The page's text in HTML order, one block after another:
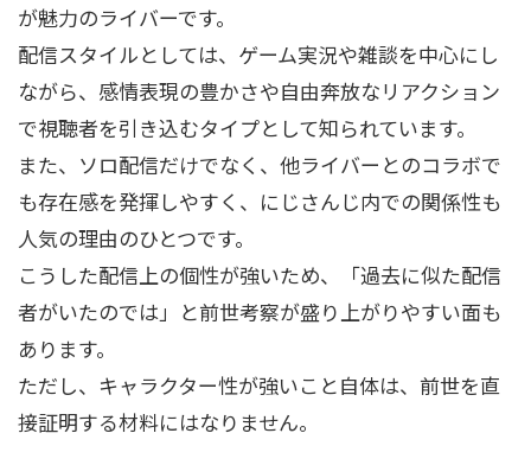
が魅力のライバーです。
配信スタイルとしては、ゲーム実況や雑談を中心にし
ながら、感情表現の豊かさや自由奔放なリアクション
で視聴者を引き込むタイプとして知られています。
また、ソロ配信だけでなく、他ライバーとのコラボで
も存在感を発揮しやすく、にじさんじ内での関係性も
人気の理由のひとつです。
こうした配信上の個性が強いため、「過去に似た配信
者がいたのでは」と前世考察が盛り上がりやすい面も
あります。
ただし、キャラクター性が強いこと自体は、前世を直
接証明する材料にはなりません。